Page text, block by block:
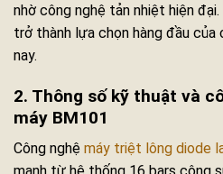
nhờ công nghệ tản nhiệt hiện
trở thành lựa chọn hàng đầu của
nay.
2. Thông số kỹ thuật và
máy BM101
Công nghệ máy triệt lông diode